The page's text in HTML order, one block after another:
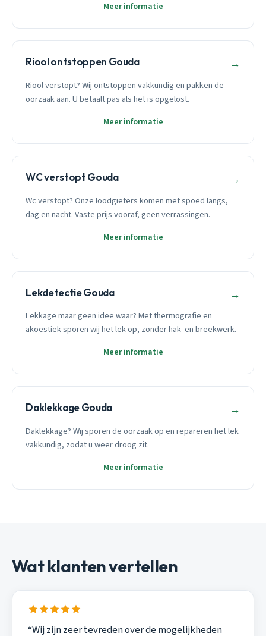
Meer informatie
Riool ontstoppen Gouda →
Riool verstopt? Wij ontstoppen vakkundig en pakken de
oorzaak aan. U betaalt pas als het is opgelost.
Meer informatie
WC verstopt Gouda →
Wc verstopt? Onze loodgieters komen met spoed langs,
dag en nacht. Vaste prijs vooraf, geen verrassingen.
Meer informatie
Lekdetectie Gouda →
Lekkage maar geen idee waar? Met thermografie en
akoestiek sporen wij het lek op, zonder hak- en breekwerk.
Meer informatie
Daklekkage Gouda →
Daklekkage? Wij sporen de oorzaak op en repareren het lek
vakkundig, zodat u weer droog zit.
Meer informatie
Wat klanten vertellen
“Wij zijn zeer tevreden over de mogelijkheden